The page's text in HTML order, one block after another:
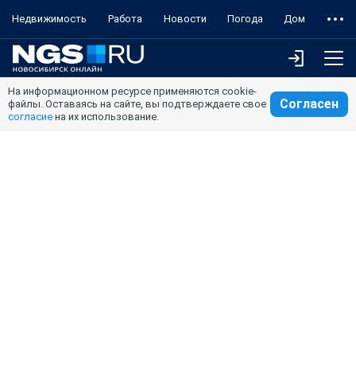
Недвижимость Работа Новости Погода Дом
На информационном ресурсе применяются cookie-
файлы. Оставаясь на сайте, вы подтверждаете свое
согласие на их использование.
Согласен